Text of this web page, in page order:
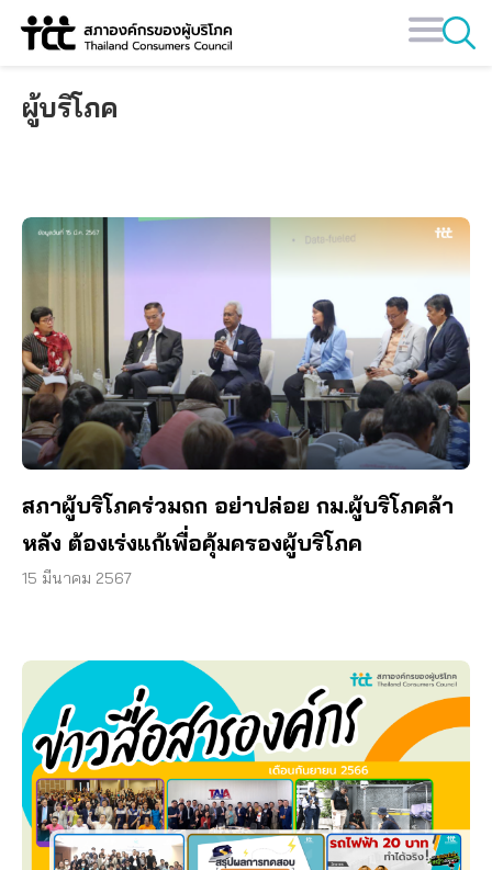
Skip
ผู้บริโภค
สภาผู้บริโภคร่วมถก อย่าปล่อย กม.ผู้บริโภคล้า
หลัง ต้องเร่งแก้เพื่อคุ้มครองผู้บริโภค
15 มีนาคม 2567